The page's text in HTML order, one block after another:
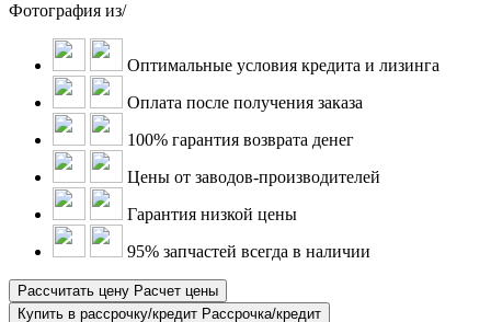
Фотография из/
Оптимальные условия кредита и лизинга
Оплата после получения заказа
100% гарантия возврата денег
Цены от заводов-производителей
Гарантия низкой цены
95% запчастей всегда в наличии
Рассчитать цену Расчет цены
Купить в рассрочку/кредит Рассрочка/кредит